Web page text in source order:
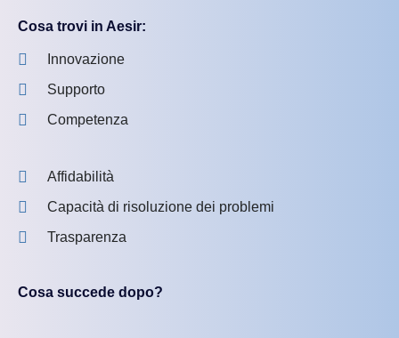
Cosa trovi in Aesir:
Innovazione
Supporto
Competenza
Affidabilità
Capacità di risoluzione dei problemi
Trasparenza
Cosa succede dopo?